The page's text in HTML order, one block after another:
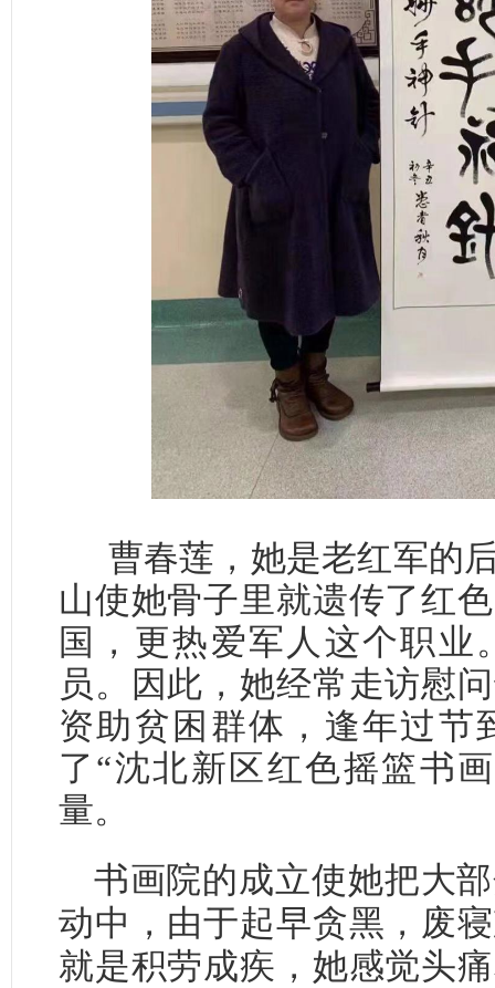
曹春莲，她是老红军的
山使她骨子里就遗传了红
国，更热爱军人这个职
员。因此，她经常走访慰
资助贫困群体，逢年过节
了“沈北新区红色摇篮书
量。
书画院的成立使她把大
动中，由于起早贪黑，废
就是积劳成疾，她感觉头